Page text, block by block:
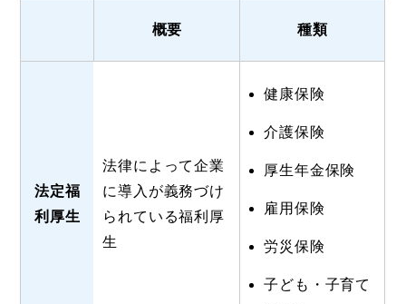
概要 種類
法定福
利厚生
法律によって企業
に導入が義務づけ
られている福利厚
生
健康保険
介護保険
厚生年金保険
雇用保険
労災保険
子ども・子育て